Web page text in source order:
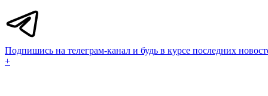
Подпишись на телеграм-канал и будь в курсе последних
+